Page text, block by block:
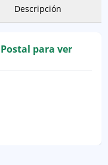
Descripción
para ver